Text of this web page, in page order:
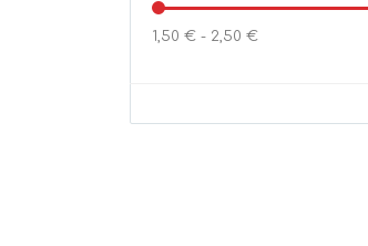
1,50 € - 2,50 €